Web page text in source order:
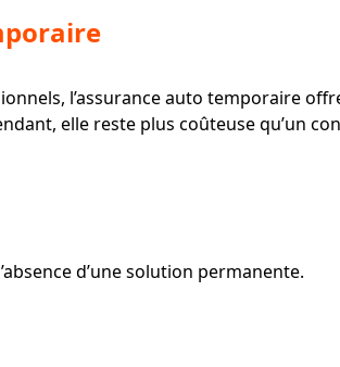
l’assurance auto temporaire
elle reste plus coûteuse qu’un
d’une solution permanente.